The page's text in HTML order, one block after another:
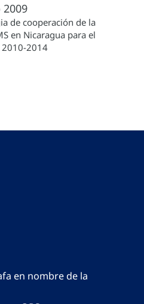
2009
de cooperación de la
en Nicaragua para el
2014
en nombre de la